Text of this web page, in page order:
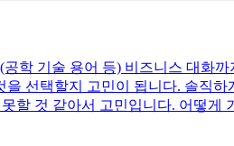
학 기술 용어 등) 비즈니스 대화
선택할지 고민이 됩니다. 솔직하
할 것 같아서 고민입니다. 어떻게